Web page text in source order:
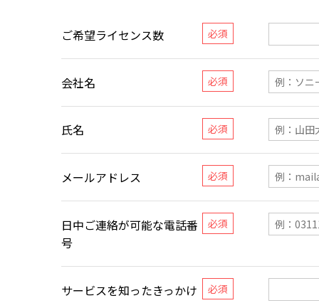
ご希望ライセンス数
会社名
氏名
メールアドレス
日中ご連絡が可能な電話番
号
サービスを知ったきっかけ